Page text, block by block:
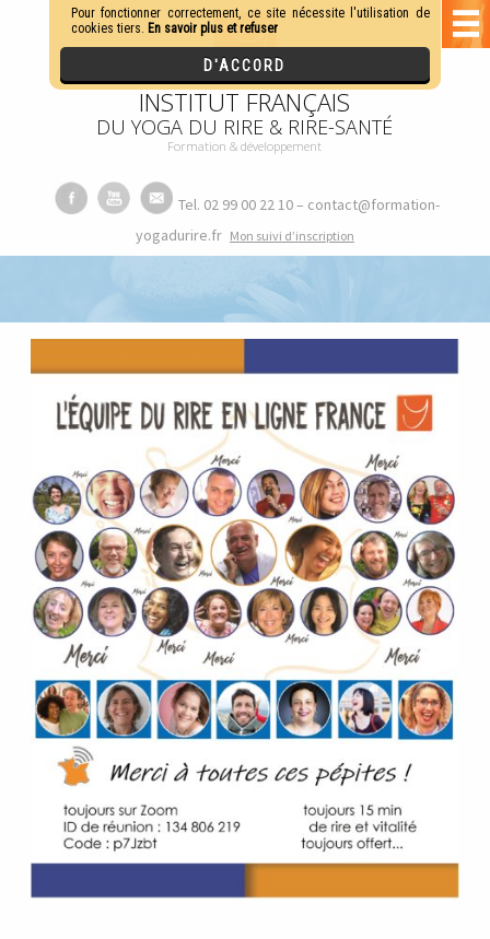
INSTITUT FRANÇAIS
DU YOGA DU RIRE & RIRE-SANTÉ
Formation & développement
Tel. 02 99 00 22 10 – contact@formation-
yogadurire.fr Mon suivi d’inscription